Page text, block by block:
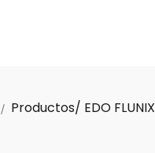
Productos/ EDO FLUNIX